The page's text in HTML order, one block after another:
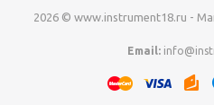
2026 © www.instrument18.ru -
Email: